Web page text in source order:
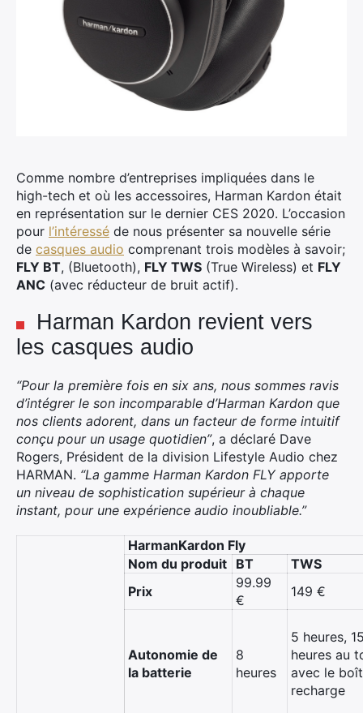
Comme nombre d’entreprises impliquées dans le
high-tech et où les accessoires, Harman Kardon était
en représentation sur le dernier CES 2020. L’occasion
pour l’intéressé de nous présenter sa nouvelle série
de casques audio comprenant trois modèles à savoir;
FLY BT, (Bluetooth), FLY TWS (True Wireless) et FLY
ANC (avec réducteur de bruit actif).
Harman Kardon revient vers
les casques audio
“Pour la première fois en six ans, nous sommes ravis
d’intégrer le son incomparable d’Harman Kardon que
nos clients adorent, dans un facteur de forme intuitif
conçu pour un usage quotidien”, a déclaré Dave
Rogers, Président de la division Lifestyle Audio chez
HARMAN. “La gamme Harman Kardon FLY apporte
un niveau de sophistication supérieur à chaque
instant, pour une expérience audio inoubliable.”
HarmanKardon Fly
Nom du produit BT
TWS
Prix
99.99
€
149 €
Autonomie de
la batterie
8
heures
5 heures,
heures au
avec le
recharge